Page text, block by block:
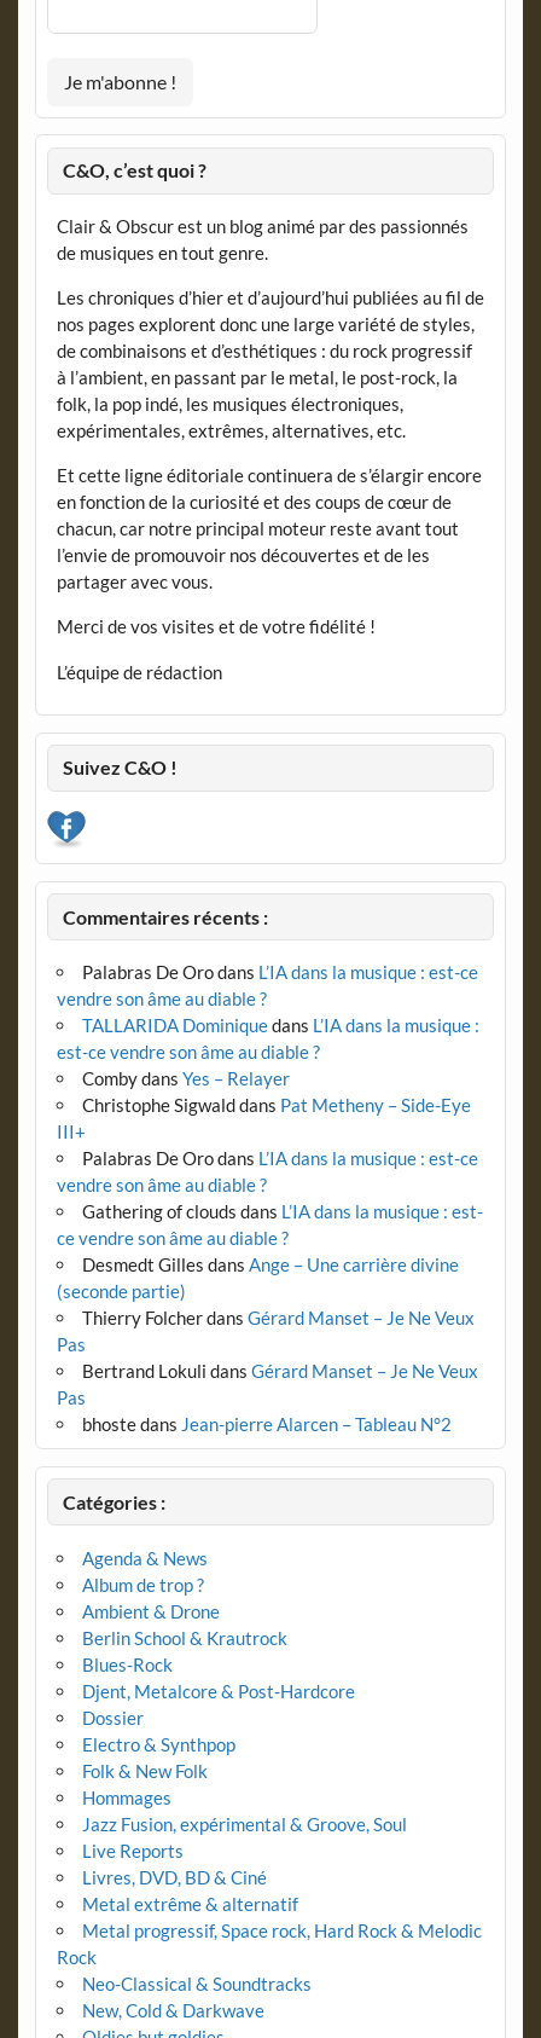
C&O, c’est quoi ?
Clair & Obscur est un blog animé par des passionnés
de musiques en tout genre.
Les chroniques d’hier et d’aujourd’hui publiées au fil de
nos pages explorent donc une large variété de styles,
de combinaisons et d’esthétiques : du rock progressif
à l’ambient, en passant par le metal, le post-rock, la
folk, la pop indé, les musiques électroniques,
expérimentales, extrêmes, alternatives, etc.
Et cette ligne éditoriale continuera de s’élargir encore
en fonction de la curiosité et des coups de cœur de
chacun, car notre principal moteur reste avant tout
l’envie de promouvoir nos découvertes et de les
partager avec vous.
Merci de vos visites et de votre fidélité !
L’équipe de rédaction
Suivez C&O !
Commentaires récents :
Palabras De Orodans L’IA dans la musique : est-ce
vendre son âme au diable ?
TALLARIDA Dominiquedans L’IA dans la musique :
est-ce vendre son âme au diable ?
Combydans Yes – Relayer
Christophe Sigwalddans Pat Metheny – Side-Eye
III+
Palabras De Orodans L’IA dans la musique : est-ce
vendre son âme au diable ?
Gathering of clouds dans L’IA dans la musique : est-
ce vendre son âme au diable ?
Desmedt Gilles dans Ange – Une carrière divine
(seconde partie)
Thierry Folcherdans Gérard Manset – Je Ne Veux
Pas
Bertrand Lokuli dans Gérard Manset – Je Ne Veux
Pas
bhostedans Jean-pierre Alarcen – Tableau N°2
Catégories :
Agenda & News
Album de trop ?
Ambient & Drone
Berlin School & Krautrock
Blues-Rock
Djent, Metalcore & Post-Hardcore
Dossier
Electro & Synthpop
Folk & New Folk
Hommages
Jazz Fusion, expérimental & Groove, Soul
Live Reports
Livres, DVD, BD & Ciné
Metal extrême & alternatif
Metal progressif, Space rock, Hard Rock & Melodic
Rock
Neo-Classical & Soundtracks
New, Cold & Darkwave